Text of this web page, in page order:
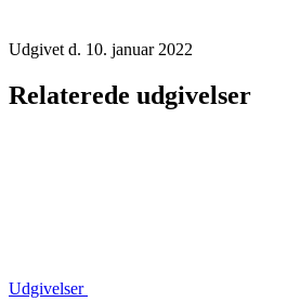
Udgivet d. 10. januar 2022
Relaterede udgivelser
Udgivelser